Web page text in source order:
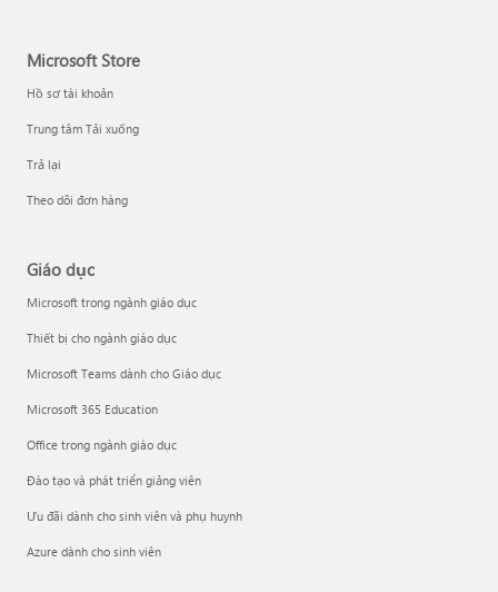
Microsoft Store
Hồ sơ tài khoản
Trung tâm Tải xuống
Trả lại
Theo dõi đơn hàng
Giáo dục
Microsoft trong ngành giáo dục
Thiết bị cho ngành giáo dục
Microsoft Teams dành cho Giáo dục
Microsoft 365 Education
Office trong ngành giáo dục
Đào tạo và phát triển giảng viên
Ưu đãi dành cho sinh viên và phụ huynh
Azure dành cho sinh viên